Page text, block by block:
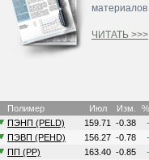
материалов
ЧИТАТЬ >>>